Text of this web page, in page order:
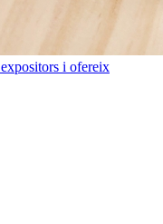
i ofereix